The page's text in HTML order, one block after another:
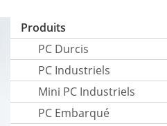
Produits
PC Durcis
PC Industriels
Mini PC Industriels
PC Embarqué